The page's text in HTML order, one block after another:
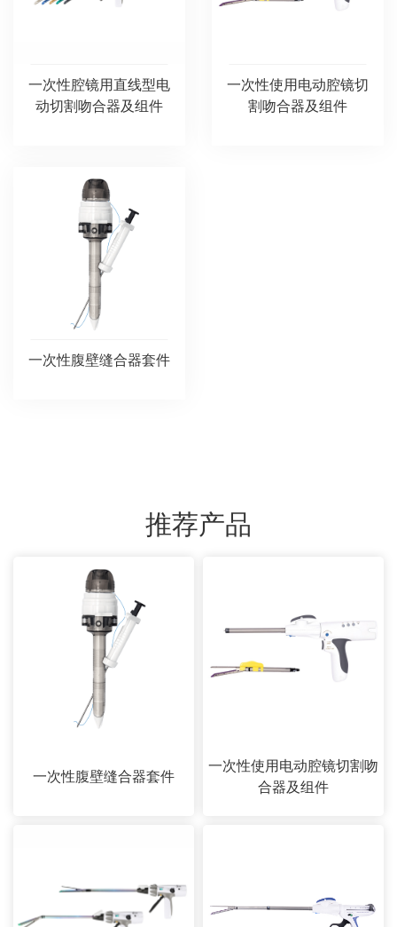
一次性腔镜用直线型电
动切割吻合器及组件
一次性使用电动腔镜切
割吻合器及组件
一次性腹壁缝合器套件
推荐产品
一次性腹壁缝合器套件
一次性使用电动腔镜切割吻
合器及组件